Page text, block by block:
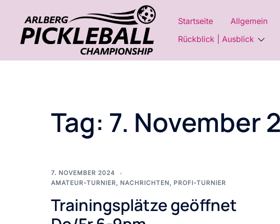
springen
Startseite Allgemein
Rückblick | Ausblick
Tag: 7. November
7. NOVEMBER 2024
AMATEUR-TURNIER, NACHRICHTEN, PROFI-TURNIER
Trainingsplätze geöffnet